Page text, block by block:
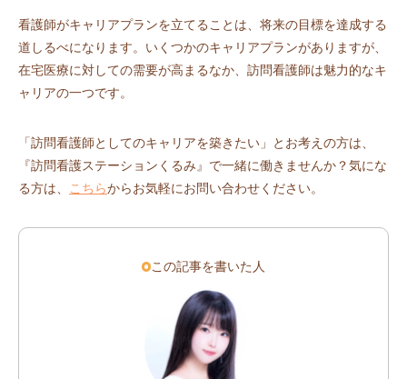
看護師がキャリアプランを立てることは、将来の目標を達成する
道しるべになります。いくつかのキャリアプランがありますが、
在宅医療に対しての需要が高まるなか、訪問看護師は魅力的なキ
ャリアの一つです。
「訪問看護師としてのキャリアを築きたい」とお考えの方は、
『訪問看護ステーションくるみ』で一緒に働きませんか？気にな
る方は、
こちらからお気軽にお問い合わせください。
この記事を書いた人